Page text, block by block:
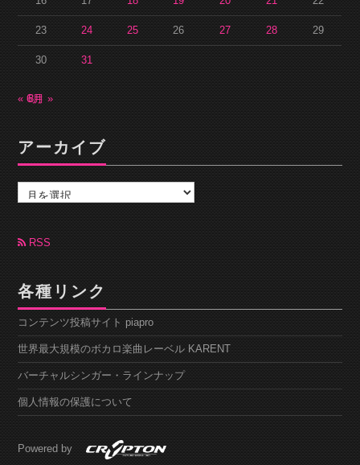
23 24 25 26 27 28 29
30 31
« 6月8月 »
アーカイブ
カ
ブRSS
各種リンク
コンテンツ投稿サイト piapro
世界最大規模のボカロ楽曲レーベル KARENT
バーチャルシンガー・ラインナップ
個人情報の保護について
Powered by